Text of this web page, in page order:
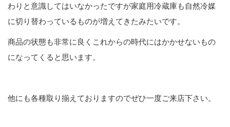
わりと意識してはいなかったですが家庭用冷蔵庫も自然冷媒
に切り替わっているものが増えてきたみたいです。
商品の状態も非常に良くこれからの時代にはかかせないもの
になってくると思います。
他にも各種取り揃えておりますのでぜひ一度ご来店下さい。